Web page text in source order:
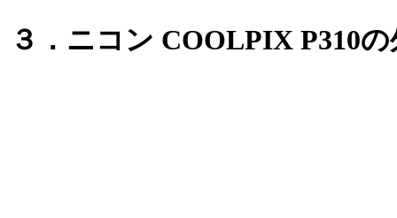
３．ニコン COOLPIX P310